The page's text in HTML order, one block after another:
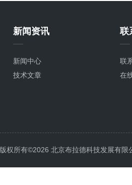
新闻资讯
新闻中心
技术文章
联
联
在
版权所有©2026 北京布拉德科技发展有